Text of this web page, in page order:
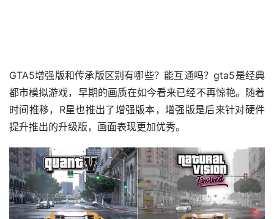
GTA5增强版和传承版区别有哪些？能互通吗？gta5是经典
都市模拟游戏，早期的画质在如今看来已经不再惊艳。随着
时间推移，R星也推出了增强版本，增强版是后来针对硬件
提升推出的升级版，画面表现更加优秀。